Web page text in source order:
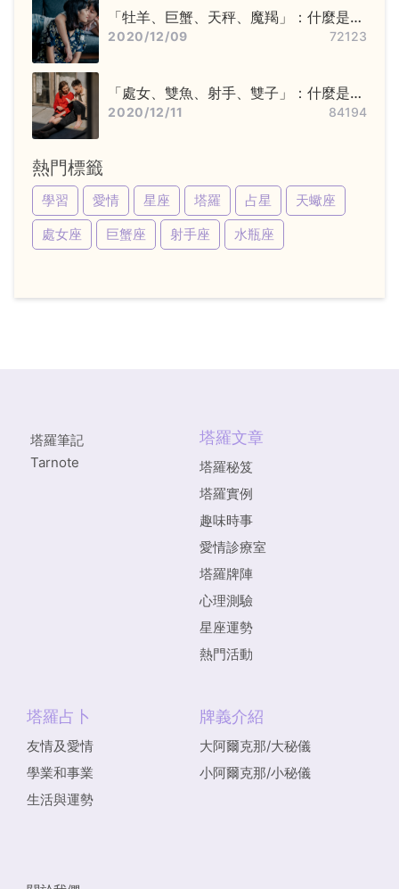
「牡羊、巨蟹、天秤、魔羯」：什麼是基
本星座，他們又該怎麼追？
2020/12/09 72123
「處女、雙魚、射手、雙子」：什麼是變
動星座，他們又該怎麼追？
2020/12/11 84194
熱門標籤
學習 愛情 星座 塔羅 占星
天蠍座
處女座
巨蟹座 射手座 水瓶座
塔羅筆記
Tarnote
塔羅文章
塔羅秘笈
塔羅實例
趣味時事
愛情診療室
塔羅牌陣
心理測驗
星座運勢
熱門活動
塔羅占卜
友情及愛情
學業和事業
生活與運勢
牌義介紹
大阿爾克那/大秘儀
小阿爾克那/小秘儀